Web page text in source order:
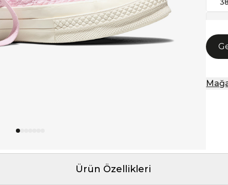
38
Ürün Özellikleri